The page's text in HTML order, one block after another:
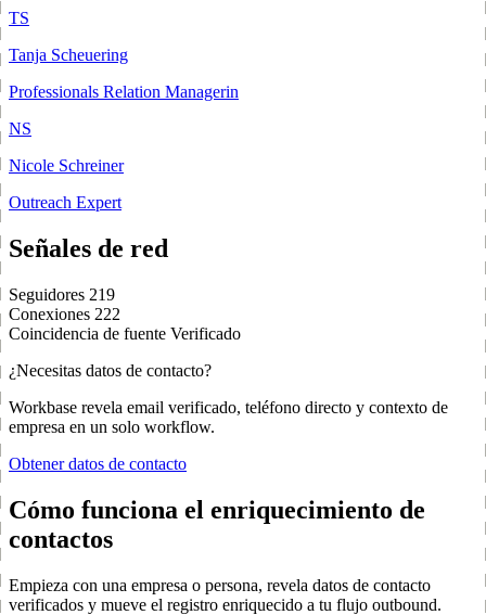
TS
Tanja Scheuering
Professionals Relation Managerin
NS
Nicole Schreiner
Outreach Expert
Señales de red
Seguidores 219
Conexiones 222
Coincidencia de fuente Verificado
¿Necesitas datos de contacto?
Workbase revela email verificado, teléfono directo y contexto de
empresa en un solo workflow.
Obtener datos de contacto
Cómo funciona el enriquecimiento de
contactos
Empieza con una empresa o persona, revela datos de contacto
verificados y mueve el registro enriquecido a tu flujo outbound.